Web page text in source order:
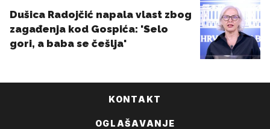
KONTAKT
OGLAŠAVANJE